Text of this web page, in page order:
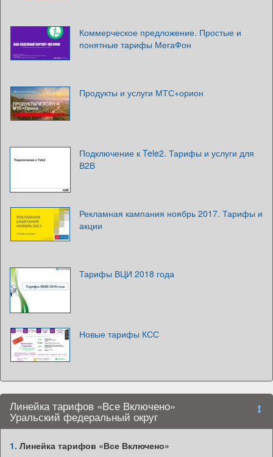
Коммерческое предложение. Простые и
понятные тарифы МегаФон
Продукты и услуги МТС+орион
Подключение к Tele2. Тарифы и услуги для
В2В
Рекламная кампания ноябрь 2017. Тарифы и
акции
Тарифы ВЦИ 2018 года
Новые тарифы КСС
Линейка тарифов «Все Включено»
Уральский федеральный округ
1. Линейка тарифов «Все Включено»